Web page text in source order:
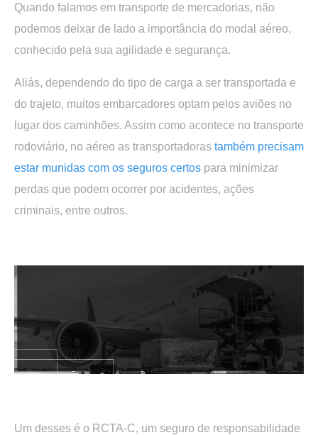
Quando falamos em transporte de mercadorias, não
podemos deixar de lado a importância do modal aéreo,
conhecido pela sua agilidade e segurança.
Aliás, dependendo do tipo de carga a ser transportada e
do trajeto, muitos embarcadores optam pelos aviões no
lugar dos caminhões. Assim como acontece no transporte
rodoviário, no aéreo as transportadoras também precisam
estar munidas com os seguros certos para minimizar
perdas que podem ocorrer por acidentes, ações
criminais, entre outros.
Um desses é o RCTA-C, um seguro de responsabilidade